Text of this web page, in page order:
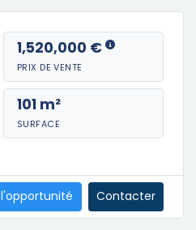
1,520,000 €
PRIX DE VENTE
101 m²
SURFACE
Contacter